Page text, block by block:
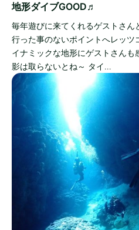
地形ダイブGOOD♬
毎年遊びに来てくれるゲストさん
行った事のないポイントへレッ
イナミックな地形にゲストさん
影は取らないとね～ タイ…